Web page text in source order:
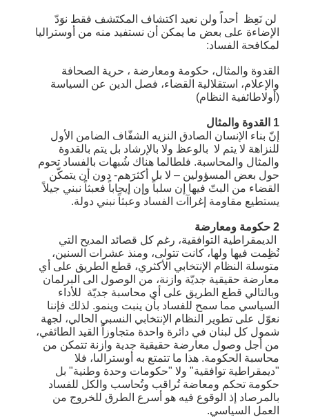
لن نَعِظ أحداً ولن نعيد اكتشاف المكتَشف فقط نوَدّ
الإضاءة على بعض ما يمكن أن نستفيد منه من أوستراليا
لمكافحة الفساد:
القدوة والمثال، حكومة ومعارضة ، حرية الصحافة
والإعلام، استقلالية القضاء، فصل الدين عن السياسة
(أولاطائفية النظام)
1 القدوة والمثال
إنّ بناء الإنسان الصادق النزيه الشفّاف الضامن الأول
للنزاهة لا يتم لا بالوعظ ولا بالإرشاد بل يتم بالقدوة
والمثال والمحاسبة. فلطالما هناك شُبهات بالفساد تحوم
حول بعض المسؤولين – لا بل أكثرَهم- دون أن يتمكّن
القضاء من البتّ فيها إن سلباً وإن إيجاباً فعبثاً نبني جيلاً
يستطيع مقاومة إغراآت الفساد وعبثاً نبني دولة.
2 حكومة ومعارضة
الديمقراطية التوافقية، رغم كل قصائد المديح التي
نُظِمت فيها ولها، كانت تتولى، ومنذ عشرات السنين،
متوسلة النظام الإنتخابي الأكثري، قطع الطريق على أي
معارضة حقيقية جديّة وازنة، من الوصول الى البرلمان
وبالتالي قطع الطريق على أي محاسبة جديّة للأداء
السياسي مما سمح للفساد بأن ينبت وينمو. لذلك فإننا
نعوّل على تطوير النظام الإنتخابي النسبي الحالي، لجهة
شمول كل لبنان في دائرة واحدة متجاوزاً القيد الطائفي،
من أجل وصول معارضة حقيقية جدية وازنة تتمكن من
محاسبة الحكومة. هذا ما تتمتع به أوسترالىا، فلا
"ديمقراطية توافقية" ولا "حكومات وحدة وطنية" بل
حكومة تحكم ومعاضة تُراقب وتُحاسب والكل للفساد
بالمرصاد إذ الوقوع فيه هو أسرع الطرق للخروج من
العمل السياسي.